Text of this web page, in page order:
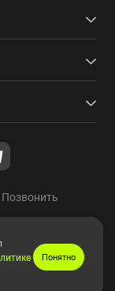
Позвонить
Понятно